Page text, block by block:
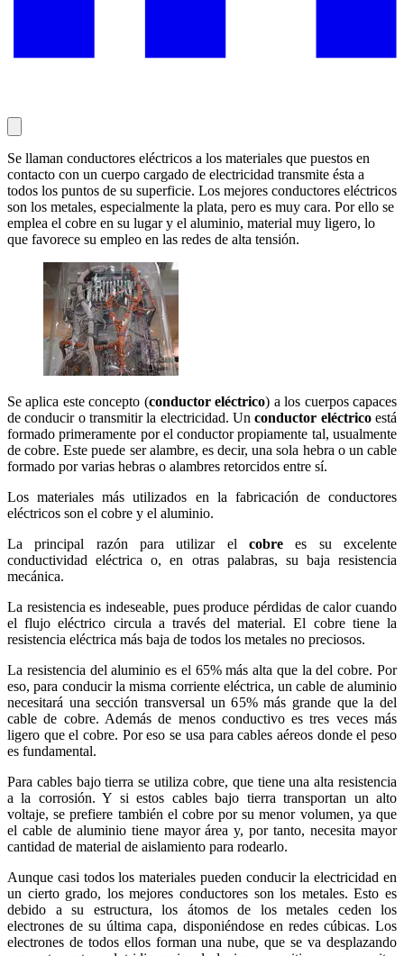
Se llaman conductores eléctricos a los materiales que puestos en
contacto con un cuerpo cargado de electricidad transmite ésta a
todos los puntos de su superficie. Los mejores conductores eléctricos
son los metales, especialmente la plata, pero es muy cara. Por ello se
emplea el cobre en su lugar y el aluminio, material muy ligero, lo
que favorece su empleo en las redes de alta tensión.
Se aplica este concepto (conductor eléctrico) a los cuerpos capaces
de conducir o transmitir la electricidad. Unconductor eléctricoestá
formado primeramente por el conductor propiamente tal, usualmente
de cobre. Este puede ser alambre, es decir, una sola hebra o un cable
formado por varias hebras o alambres retorcidos entre sí.
Los materiales más utilizados en la fabricación de conductores
eléctricos son el cobre y el aluminio.
La principal razón para utilizar el cobre es su excelente
conductividad eléctrica o, en otras palabras, su baja resistencia
mecánica.
La resistencia es indeseable, pues produce pérdidas de calor cuando
el flujo eléctrico circula a través del material. El cobre tiene la
resistencia eléctrica más baja de todos los metales no preciosos.
La resistencia del aluminio es el 65% más alta que la del cobre. Por
eso, para conducir la misma corriente eléctrica, un cable de aluminio
necesitará una sección transversal un 65% más grande que la del
cable de cobre. Además de menos conductivo es tres veces más
ligero que el cobre. Por eso se usa para cables aéreos donde el peso
es fundamental.
Para cables bajo tierra se utiliza cobre, que tiene una alta resistencia
a la corrosión. Y si estos cables bajo tierra transportan un alto
voltaje, se prefiere también el cobre por su menor volumen, ya que
el cable de aluminio tiene mayor área y, por tanto, necesita mayor
cantidad de material de aislamiento para rodearlo.
Aunque casi todos los materiales pueden conducir la electricidad en
un cierto grado, los mejores conductores son los metales. Esto es
debido a su estructura, los átomos de los metales ceden los
electrones de su última capa, disponiéndose en redes cúbicas. Los
electrones de todos ellos forman una nube, que se va desplazando